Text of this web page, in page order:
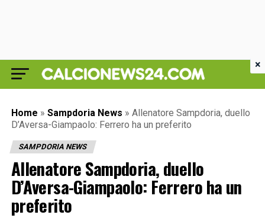
Home » Sampdoria News » Allenatore Sampdoria, duello
D’Aversa-Giampaolo: Ferrero ha un preferito
SAMPDORIA NEWS
Allenatore Sampdoria, duello
D’Aversa-Giampaolo: Ferrero ha un
preferito
×